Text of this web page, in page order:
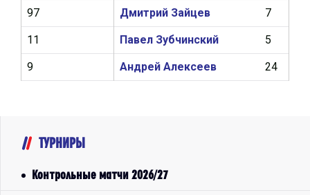
Дмитрий Зайцев 7
Павел Зубчинский 5
Андрей Алексеев 24
97
11
9
ТУРНИРЫ
Контрольные матчи 2026/27